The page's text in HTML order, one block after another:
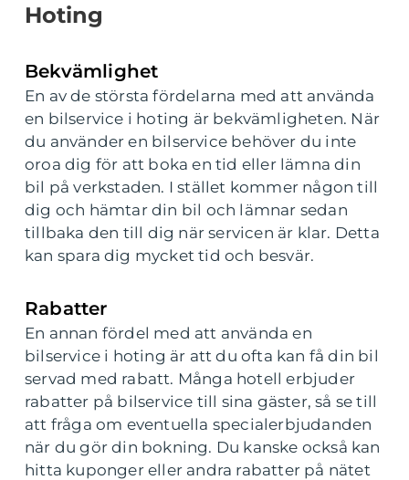
Hoting
Bekvämlighet
En av de största fördelarna med att använda
en bilservice i hoting är bekvämligheten. När
du använder en bilservice behöver du inte
oroa dig för att boka en tid eller lämna din
bil på verkstaden. I stället kommer någon till
dig och hämtar din bil och lämnar sedan
tillbaka den till dig när servicen är klar. Detta
kan spara dig mycket tid och besvär.
Rabatter
En annan fördel med att använda en
bilservice i hoting är att du ofta kan få din bil
servad med rabatt. Många hotell erbjuder
rabatter på bilservice till sina gäster, så se till
att fråga om eventuella specialerbjudanden
när du gör din bokning. Du kanske också kan
hitta kuponger eller andra rabatter på nätet